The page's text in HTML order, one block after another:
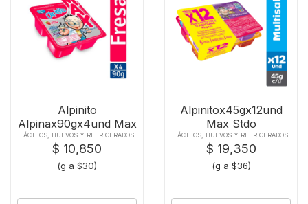
Alpinito
Alpinax90gx4und Max
Fresa
LÁCTEOS, HUEVOS Y REFRIGERADOS
$ 10,850
(g a $30)
Alpinitox45gx12und
Max Stdo
LÁCTEOS, HUEVOS Y REFRIGERADOS
$ 19,350
(g a $36)